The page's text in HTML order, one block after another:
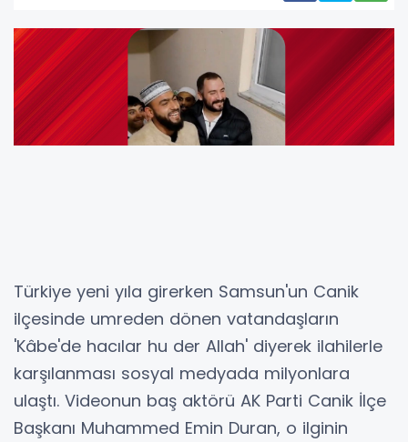
Türkiye yeni yıla girerken Samsun'un Canik
ilçesinde umreden dönen vatandaşların
'Kâbe'de hacılar hu der Allah' diyerek ilahilerle
karşılanması sosyal medyada milyonlara
ulaştı. Videonun baş aktörü AK Parti Canik İlçe
Başkanı Muhammed Emin Duran, o ilginin